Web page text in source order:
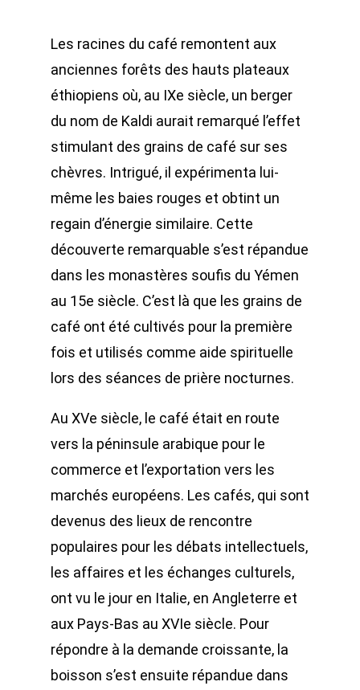
Les racines du café remontent aux
anciennes forêts des hauts plateaux
éthiopiens où, au IXe siècle, un berger
du nom de Kaldi aurait remarqué l’effet
stimulant des grains de café sur ses
chèvres. Intrigué, il expérimenta lui-
même les baies rouges et obtint un
regain d’énergie similaire. Cette
découverte remarquable s’est répandue
dans les monastères soufis du Yémen
au 15e siècle. C’est là que les grains de
café ont été cultivés pour la première
fois et utilisés comme aide spirituelle
lors des séances de prière nocturnes.
Au XVe siècle, le café était en route
vers la péninsule arabique pour le
commerce et l’exportation vers les
marchés européens. Les cafés, qui sont
devenus des lieux de rencontre
populaires pour les débats intellectuels,
les affaires et les échanges culturels,
ont vu le jour en Italie, en Angleterre et
aux Pays-Bas au XVIe siècle. Pour
répondre à la demande croissante, la
boisson s’est ensuite répandue dans